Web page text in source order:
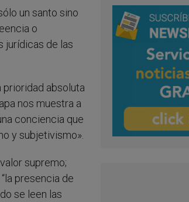
un santo sino
o
jurídicas de las
prioridad absoluta
nos muestra a
conciencia que
y subjetivismo».
supremo;
presencia de
se leen las